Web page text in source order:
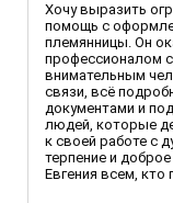
Хочу выразить
помощь с
племянницы. Он
профессионалом
внимательным
связи, всё
документами и
людей, которые
к своей работе с
терпение и
Евгения всем, кто